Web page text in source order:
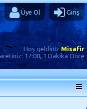
Üye Ol Giriş
Hoş geldinizMisafir
17:00, 1 Dakika Önce